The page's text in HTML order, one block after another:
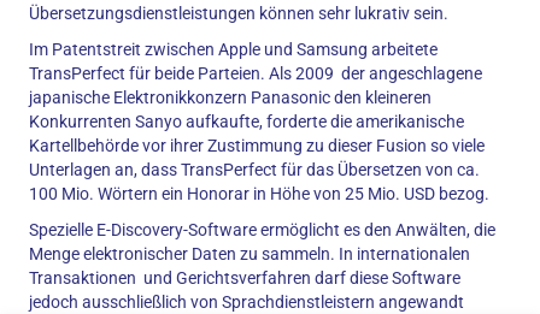
Übersetzungsdienstleistungen können sehr lukrativ sein.
Im Patentstreit zwischen Apple und Samsung arbeitete
TransPerfect für beide Parteien. Als 2009 der angeschlagene
japanische Elektronikkonzern Panasonic den kleineren
Konkurrenten Sanyo aufkaufte, forderte die amerikanische
Kartellbehörde vor ihrer Zustimmung zu dieser Fusion so viele
Unterlagen an, dass TransPerfect für das Übersetzen von ca.
100 Mio. Wörtern ein Honorar in Höhe von 25 Mio. USD bezog.
Spezielle E-Discovery-Software ermöglicht es den Anwälten, die
Menge elektronischer Daten zu sammeln. In internationalen
Transaktionen und Gerichtsverfahren darf diese Software
jedoch ausschließlich von Sprachdienstleistern angewandt